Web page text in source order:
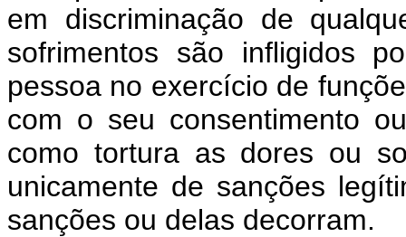
em discriminação de
sofrimentos são infligidos
pessoa no exercício de
com o seu consentimento
como tortura as dores ou
unicamente de sanções
sanções ou delas decorram.